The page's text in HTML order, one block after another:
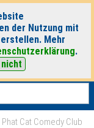
der Nutzung mit
Mehr
.
|
Phat Cat Comedy Club